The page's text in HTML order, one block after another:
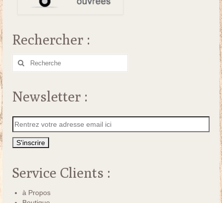
Rechercher :
Rechercher
Newsletter :
Service Clients :
à Propos